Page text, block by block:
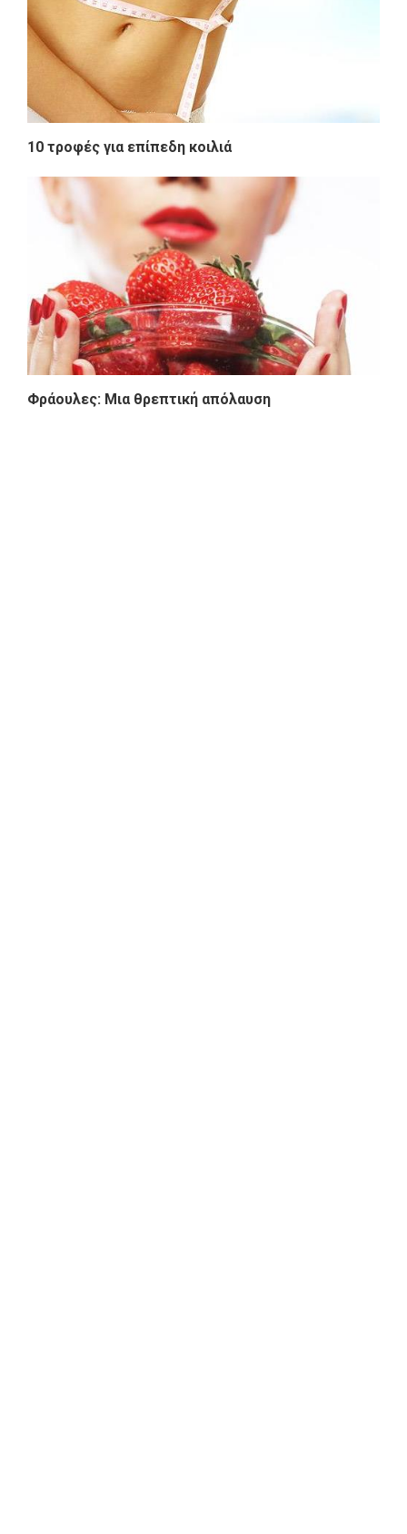
10 τροφές για επίπεδη κοιλιά
Φράουλες: Μια θρεπτική απόλαυση